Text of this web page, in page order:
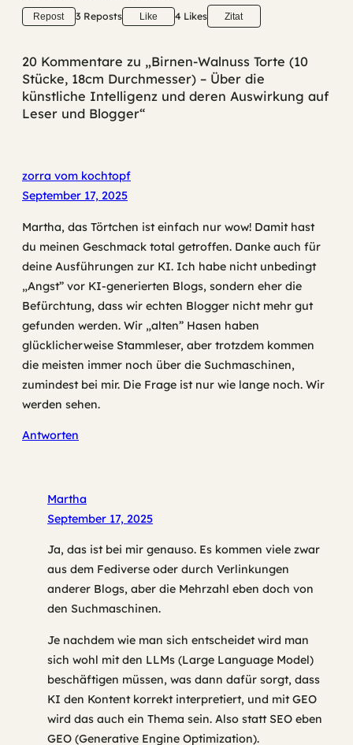
Repost 3 Reposts Like 4 Likes Zitat
20 Kommentare zu „Birnen-Walnuss Torte (10
Stücke, 18cm Durchmesser) – Über die
künstliche Intelligenz und deren Auswirkung auf
Leser und Blogger“
zorra vom kochtopf
September 17, 2025
Martha, das Törtchen ist einfach nur wow! Damit hast
du meinen Geschmack total getroffen. Danke auch für
deine Ausführungen zur KI. Ich habe nicht unbedingt
„Angst” vor KI-generierten Blogs, sondern eher die
Befürchtung, dass wir echten Blogger nicht mehr gut
gefunden werden. Wir „alten” Hasen haben
glücklicherweise Stammleser, aber trotzdem kommen
die meisten immer noch über die Suchmaschinen,
zumindest bei mir. Die Frage ist nur wie lange noch. Wir
werden sehen.
Antworten
Martha
September 17, 2025
Ja, das ist bei mir genauso. Es kommen viele zwar
aus dem Fediverse oder durch Verlinkungen
anderer Blogs, aber die Mehrzahl eben doch von
den Suchmaschinen.
Je nachdem wie man sich entscheidet wird man
sich wohl mit den LLMs (Large Language Model)
beschäftigen müssen, was dann dafür sorgt, dass
KI den Kontent korrekt interpretiert, und mit GEO
wird das auch ein Thema sein. Also statt SEO eben
GEO (Generative Engine Optimization).